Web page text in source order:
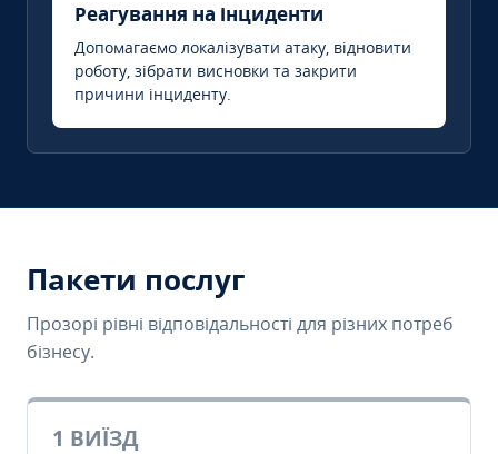
Реагування на інциденти
Допомагаємо локалізувати атаку, відновити
роботу, зібрати висновки та закрити
причини інциденту.
Пакети послуг
Прозорі рівні відповідальності для різних потреб
бізнесу.
1 ВИЇЗД